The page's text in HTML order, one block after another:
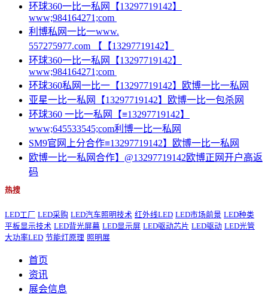
环球360一比一私网【13297719142】
www;984164271;com
利博私网一比一www.
557275977.com 【【13297719142】
环球360一比一私网【13297719142】
www;984164271;com
环球360私网一比一【13297719142】欧博一比一私网
亚星一比一私网【13297719142】欧博一比一包杀网
环球360 一比一私网【≡13297719142】
www;645533545;com利博一比一私网
SM9官网上分合作≡13297719142】欧博一比一私网
欧博一比一私网合作】@13297719142欧博正网开户高返
码
热搜
LED工厂 LED采购 LED汽车照明技术 红外线LED LED市场前景 LED种类
平板显示技术 LED背光屏幕 LED显示屏 LED驱动芯片 LED驱动 LED光管
大功率LED 节能灯原理 照明展
首页
资讯
展会信息